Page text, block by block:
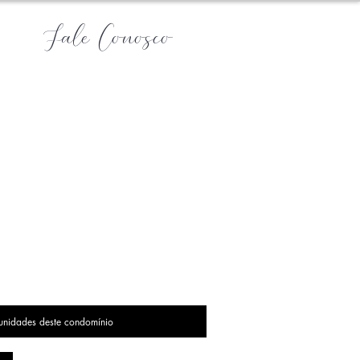
Fale Conosco
deste condomínio